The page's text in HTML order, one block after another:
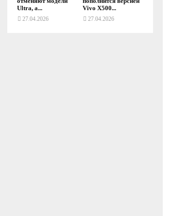
Ultra, а...
27.04.2026
Vivo X500...
27.04.2026